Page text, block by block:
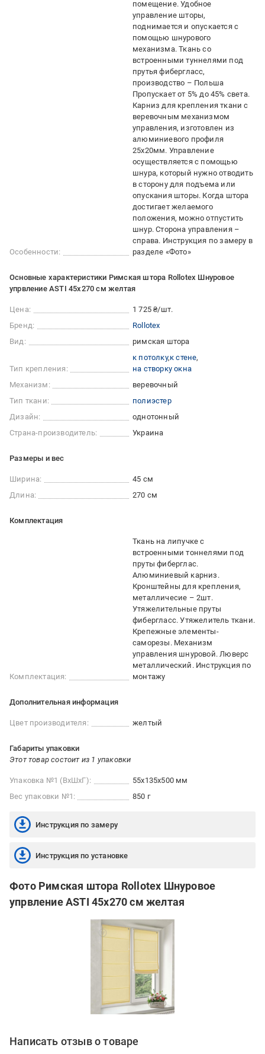
Особенности:
помещение. Удобное
управление шторы,
поднимается и опускается с
помощью шнурового
механизма. Ткань со
встроенными туннелями под
прутья фибергласс,
производство – Польша
Пропускает от 5% до 45% света.
Карниз для крепления ткани с
веревочным механизмом
управления, изготовлен из
алюминиевого профиля
25х20мм. Управление
осуществляется с помощью
шнура, который нужно отводить
в сторону для подъема или
опускания шторы. Когда штора
достигает желаемого
положения, можно отпустить
шнур. Сторона управления –
справа. Инструкция по замеру в
разделе «Фото»
Основные характеристики Римская штора Rollotex Шнуровое
упрвление ASTI 45x270 см желтая
Цена:
1 725 ₴/шт.
Бренд:
Rollotex
Вид:
римская штора
Тип крепления:
к потолку к стене
на створку окна
Механизм:
веревочный
Тип ткани:
полиэстер
Дизайн:
однотонный
Страна-производитель:
Украина
Размеры и вес
Ширина:
45 см
Длина:
270 см
Комплектация
Комплектация:
Ткань на липучке с
встроенными тоннелями под
пруты фиберглас.
Алюминиевый карниз.
Кронштейны для крепления,
металличесие – 2шт.
Утяжелительные пруты
фибергласс. Утяжелитель ткани.
Крепежные элементы-
саморезы. Механизм
управления шнуровой. Люверс
металлический. Инструкция по
монтажу
Дополнительная информация
Цвет производителя: желтый
Габариты упаковки
Этот товар состоит из 1 упаковки
Упаковка №1 (ВхШхГ):
55x135x500 мм
Вес упаковки №1:
850 г
Инструкция по замеру
Инструкция по установке
Фото Римская штора Rollotex Шнуровое
упрвление ASTI 45x270 см желтая
Написать отзыв о товаре